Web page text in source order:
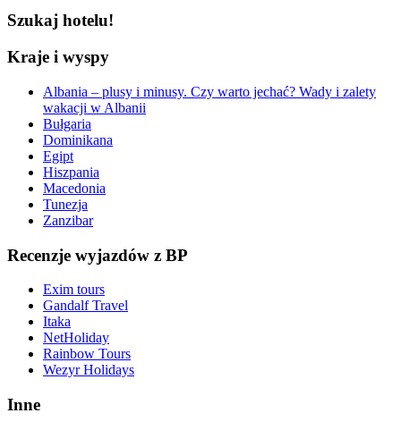
Szukaj hotelu!
Kraje i wyspy
Albania – plusy i minusy. Czy warto jechać? Wady i zalety
wakacji w Albanii
Bułgaria
Dominikana
Egipt
Hiszpania
Macedonia
Tunezja
Zanzibar
Recenzje wyjazdów z BP
Exim tours
Gandalf Travel
Itaka
NetHoliday
Rainbow Tours
Wezyr Holidays
Inne